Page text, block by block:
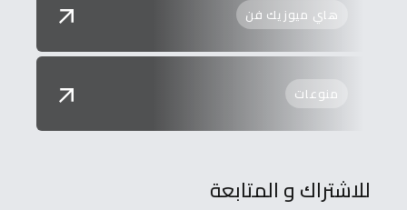
هاي ميوزيك فن
منوعات
للاشتراك و المتابعة